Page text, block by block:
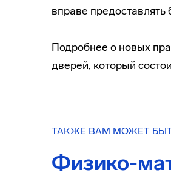
вправе
Подробнее о новых
дверей, который
ТАКЖЕ ВАМ МОЖЕТ
Физико-